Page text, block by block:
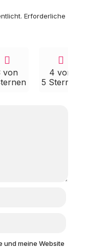
Erforderliche
von
4 von
5 Sternen
und meine Website